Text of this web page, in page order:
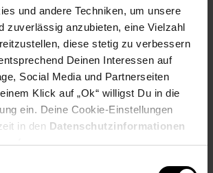
und andere Techniken, um unsere
zuverlässig anzubieten, eine Vielzahl
diese stetig zu verbessern
Deinen Interessen auf
Social Media und Partnerseiten
Klick auf „Ok“ willigst Du in die
ein. Deine Cookie-Einstellungen
in den Datenschutzinformationen
ein nahtloses und effizientes Arbeitsumfeld
Ergonomischen kabellosen Maus in
Diese moderne Maus definiert Komfort und
indem sie eine Vielzahl beeindruckender
schlanken und ergonomischen Design
6 Tasten und einem optischen Sensor
Maus eine präzise Steuerung und
Ihre Arbeit effizient zu erledigen. Dank der
2400 dpi können Sie den Cursor mit
gibt, zwischen verschiedenen Computern